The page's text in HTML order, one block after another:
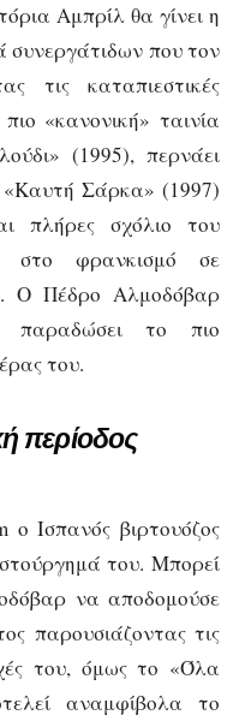
Αμπρίλ θα γίνει η
συνεργάτιδων που τον
τις καταπιεστικές
«κανονική» ταινία
(1995), περνάει
Σάρκα» (1997)
πλήρες σχόλιο του
στο φρανκισμό σε
Ο Πέδρο Αλμοδόβαρ
παραδώσει το πιο
του.
περίοδος
Ισπανός βιρτουόζος
του. Μπορεί
να αποδομούσε
παρουσιάζοντας τις
του, όμως το «Όλα
αναμφίβολα το